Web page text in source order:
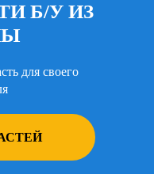
Б/У ИЗ
для своего